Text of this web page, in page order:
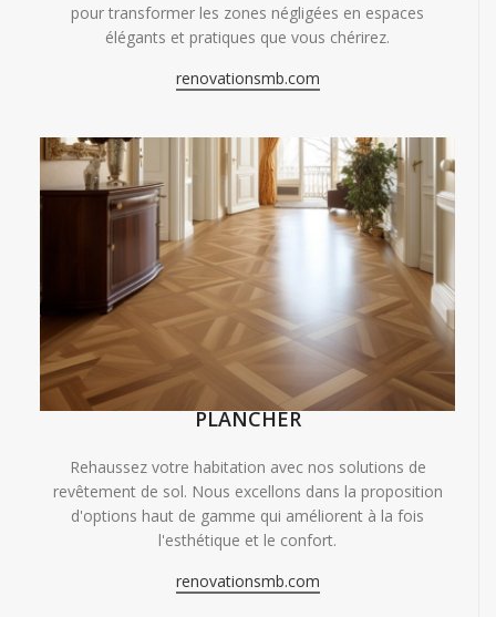
pour transformer les zones négligées en espaces
élégants et pratiques que vous chérirez.
renovationsmb.com
PLANCHER
Rehaussez votre habitation avec nos solutions de
revêtement de sol. Nous excellons dans la proposition
d'options haut de gamme qui améliorent à la fois
l'esthétique et le confort.
renovationsmb.com